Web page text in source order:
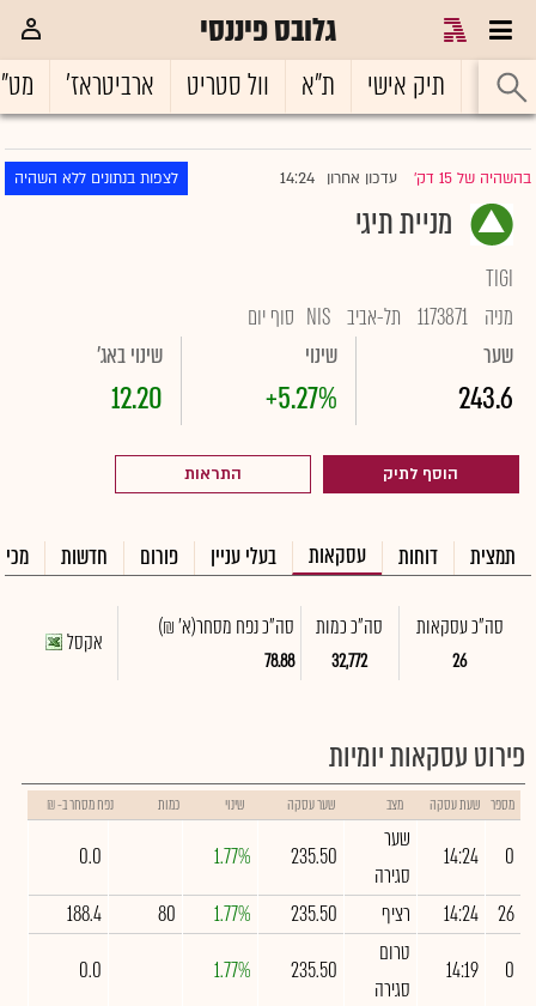
גלובס פיננסי
ראשי תיק אישי ת"א וול סטריט ארביטראז'
בהשהיה של 15 דק' |עדכון אחרון 14:24 לצפות בנתונים ללא השהיה
מניית תיגי
TIGI
מניה 1173871 תל-אביב NIS סוף יום
שער
243.6
שינוי
+5.27%
שינוי באג'
12.20
הוסף לתיק התראות
תמצית דוחות עסקאות בעלי עניין פורום חדשות
סה"כ עסקאות
26
סה"כ כמות
32,772
סה"כ נפח מסחר(א' ₪)
78.88
אקסל
פירוט עסקאות יומיות
מספר שעת עסקה מצב שער עסקה שינוי כמות נפח מסחר ב- ₪
0
14:24
שער
סגירה
235.50
1.77%
0.0
26
14:24 רציף 235.50
1.77%
80
188.4
0
14:19
טרום
סגירה
235.50
1.77%
0.0